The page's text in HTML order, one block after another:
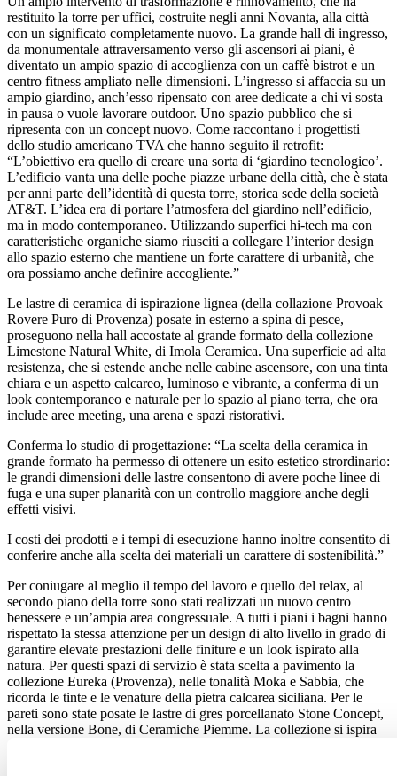
restituito la torre per uffici, costruite negli anni Novanta, alla città
con un significato completamente nuovo. La grande hall di ingresso,
da monumentale attraversamento verso gli ascensori ai piani, è
diventato un ampio spazio di accoglienza con un caffè bistrot e un
centro fitness ampliato nelle dimensioni. L’ingresso si affaccia su un
ampio giardino, anch’esso ripensato con aree dedicate a chi vi sosta
in pausa o vuole lavorare outdoor. Uno spazio pubblico che si
ripresenta con un concept nuovo. Come raccontano i progettisti
dello studio americano TVA che hanno seguito il retrofit:
“L’obiettivo era quello di creare una sorta di ‘giardino tecnologico’.
L’edificio vanta una delle poche piazze urbane della città, che è stata
per anni parte dell’identità di questa torre, storica sede della società
AT&T. L’idea era di portare l’atmosfera del giardino nell’edificio,
ma in modo contemporaneo. Utilizzando superfici hi-tech ma con
caratteristiche organiche siamo riusciti a collegare l’interior design
allo spazio esterno che mantiene un forte carattere di urbanità, che
ora possiamo anche definire accogliente.”
Le lastre di ceramica di ispirazione lignea (della collazione Provoak
Rovere Puro di Provenza) posate in esterno a spina di pesce,
proseguono nella hall accostate al grande formato della collezione
Limestone Natural White, di Imola Ceramica. Una superficie ad alta
resistenza, che si estende anche nelle cabine ascensore, con una tinta
chiara e un aspetto calcareo, luminoso e vibrante, a conferma di un
look contemporaneo e naturale per lo spazio al piano terra, che ora
include aree meeting, una arena e spazi ristorativi.
Conferma lo studio di progettazione: “La scelta della ceramica in
grande formato ha permesso di ottenere un esito estetico strordinario:
le grandi dimensioni delle lastre consentono di avere poche linee di
fuga e una super planarità con un controllo maggiore anche degli
effetti visivi.
I costi dei prodotti e i tempi di esecuzione hanno inoltre consentito di
conferire anche alla scelta dei materiali un carattere di sostenibilità.”
Per coniugare al meglio il tempo del lavoro e quello del relax, al
secondo piano della torre sono stati realizzati un nuovo centro
benessere e un’ampia area congressuale. A tutti i piani i bagni hanno
rispettato la stessa attenzione per un design di alto livello in grado di
garantire elevate prestazioni delle finiture e un look ispirato alla
natura. Per questi spazi di servizio è stata scelta a pavimento la
collezione Eureka (Provenza), nelle tonalità Moka e Sabbia, che
ricorda le tinte e le venature della pietra calcarea siciliana. Per le
pareti sono state posate le lastre di gres porcellanato Stone Concept,
nella versione Bone, di Ceramiche Piemme. La collezione si ispira